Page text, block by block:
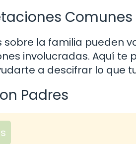
sobre la familia pueden
involucradas. Aquí
a descifrar lo que
Padres